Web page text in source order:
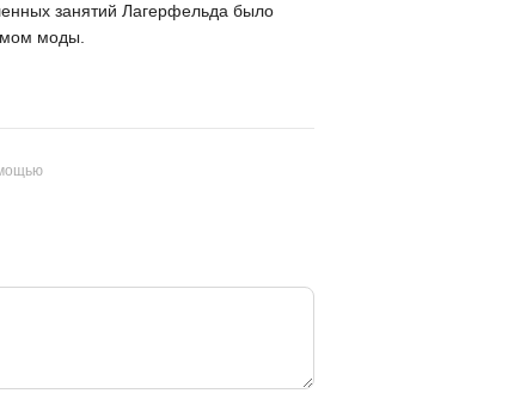
занятий Лагерфельда было
моды.